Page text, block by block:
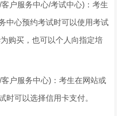
服务中心/考试中心)：考生
中心预约考试时可以使用考试
购买，也可以个人向指定培
户服务中心)：考生在网站或
时可以选择信用卡支付。